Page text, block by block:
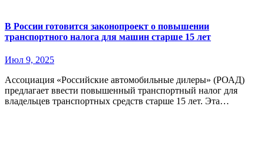
В России готовится законопроект о повышении
транспортного налога для машин старше 15 лет
Июл 9, 2025
Ассоциация «Российские автомобильные дилеры» (РОАД)
предлагает ввести повышенный транспортный налог для
владельцев транспортных средств старше 15 лет. Эта…